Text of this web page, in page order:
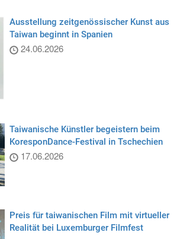
Ausstellung zeitgenössischer Kunst aus
Taiwan beginnt in Spanien
24.06.2026
Taiwanische Künstler begeistern beim
KoresponDance-Festival in Tschechien
17.06.2026
Preis für taiwanischen Film mit virtueller
Realität bei Luxemburger Filmfest